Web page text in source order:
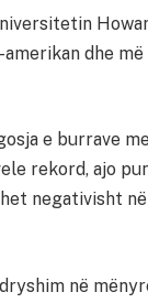
dhe
e burrave
rekord, ajo
negativisht
në